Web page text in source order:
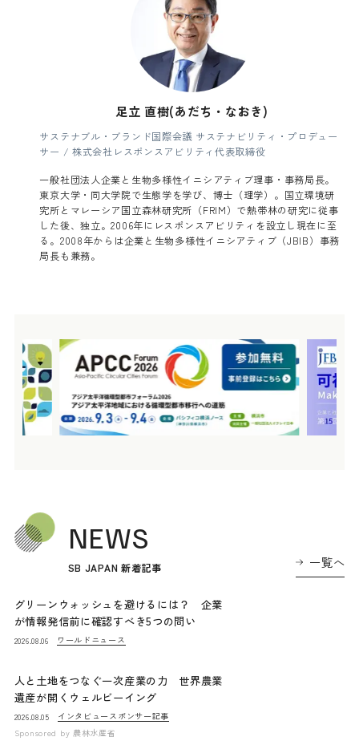
足立 直樹(あだち・なおき)
サステナブル・ブランド国際会議 サステナビリティ・プロデュー
サー / 株式会社レスポンスアビリティ代表取締役
一般社団法人企業と生物多様性イニシアティブ理事・事務局長。
東京大学・同大学院で生態学を学び、博士（理学）。国立環境研
究所とマレーシア国立森林研究所（FRIM）で熱帯林の研究に従事
した後、独立。2006年にレスポンスアビリティを設立し現在に至
る。2008年からは企業と生物多様性イニシアティブ（JBIB）事務
局長も兼務。
NEWS
SB JAPAN 新着記事 一覧へ
グリーンウォッシュを避けるには？ 企業
が情報発信前に確認すべき5つの問い
2026.08.06 ワールドニュース
人と土地をつなぐ一次産業の力 世界農業
遺産が開くウェルビーイング
2026.08.05 インタビュー スポンサー記事
Sponsored by 農林水産省